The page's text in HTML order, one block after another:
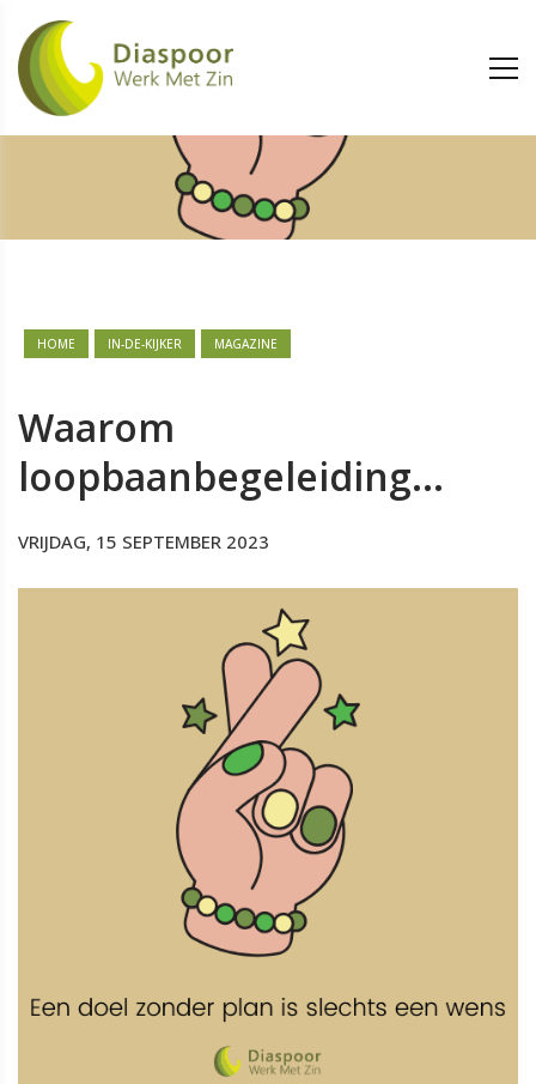
HOME IN-DE-KIJKER MAGAZINE
Waarom
loopbaanbegeleiding...
VRIJDAG, 15 SEPTEMBER 2023